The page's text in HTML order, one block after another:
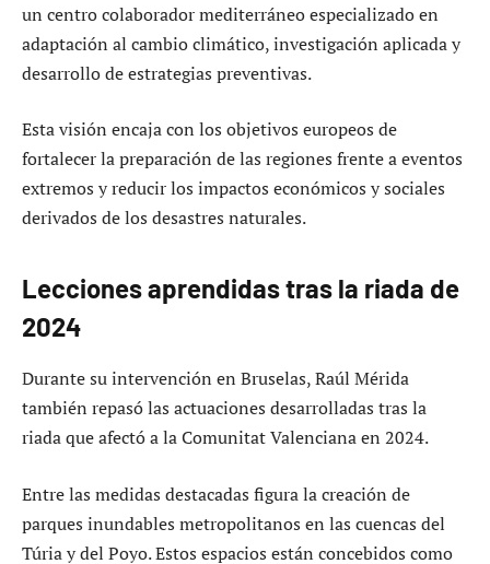
un centro colaborador mediterráneo especializado en
adaptación al cambio climático, investigación aplicada y
desarrollo de estrategias preventivas.
Esta visión encaja con los objetivos europeos de
fortalecer la preparación de las regiones frente a eventos
extremos y reducir los impactos económicos y sociales
derivados de los desastres naturales.
Lecciones aprendidas tras la riada de
2024
Durante su intervención en Bruselas, Raúl Mérida
también repasó las actuaciones desarrolladas tras la
riada que afectó a la Comunitat Valenciana en 2024.
Entre las medidas destacadas figura la creación de
parques inundables metropolitanos en las cuencas del
Túria y del Poyo. Estos espacios están concebidos como